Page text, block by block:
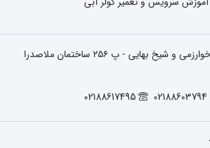
خ ملاصدرا -بین خ خوارزمی و شیخ بهایی - پ ۲۵۶ ساختمان ملاصدرا
02188603794
02188617495